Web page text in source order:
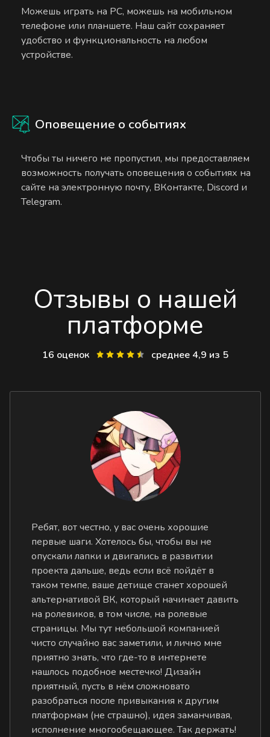
Можешь играть на PC, можешь на мобильном
телефоне или планшете. Наш сайт сохраняет
удобство и функциональность на любом
устройстве.
Оповещение о событиях
Чтобы ты ничего не пропустил, мы предоставляем
возможность получать оповещения о событиях на
сайте на электронную почту, ВКонтакте, Discord и
Telegram.
Отзывы о нашей
платформе
16 оценок среднее 4,9 из 5
Ребят, вот честно, у вас очень хорошие
первые шаги. Хотелось бы, чтобы вы не
опускали лапки и двигались в развитии
проекта дальше, ведь если всё пойдёт в
таком темпе, ваше детище станет хорошей
альтернативой ВК, который начинает давить
на ролевиков, в том числе, на ролевые
страницы. Мы тут небольшой компанией
чисто случайно вас заметили, и лично мне
приятно знать, что где-то в интернете
нашлось подобное местечко! Дизайн
приятный, пусть в нём сложновато
разобраться после привыкания к другим
платформам (не страшно), идея заманчивая,
исполнение многообещающее. Так держать!